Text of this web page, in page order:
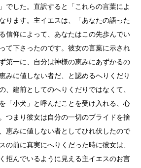
でした。直訳すると「これらの言葉によ
ります。主イエスは、「あなたの語った
信仰によって、あなたはこの先歩んでい
て下さったのです。彼女の言葉に示され
第一に、自分は神様の恵みにあずかるの
みに値しない者だ、と認めるへりくだり
、建前としてのへりくだりではなくて、
「小犬」と呼んだことを受け入れる、心
つまり彼女は自分の一切のプライドを捨
恵みに値しない者としてひれ伏したので
の前に真実にへりくだった時に彼女は、
拒んでいるように見える主イエスのお言